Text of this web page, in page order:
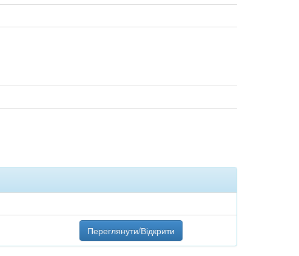
Переглянути/Відкрити